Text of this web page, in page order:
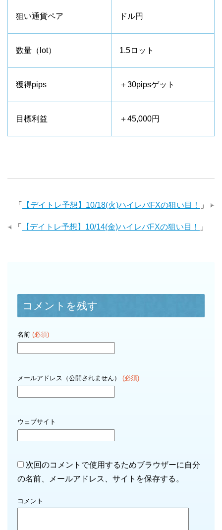
狙い通貨ペア ドル円
数量（lot） 1.5ロット
獲得pips ＋30pipsゲット
目標利益 ＋45,000円
「 【デイトレ予想】10/18(火)ハイレバFXの狙い目！ 」
「 【デイトレ予想】10/14(金)ハイレバFXの狙い目！ 」
コメントを残す
名前 (必須)
メールアドレス（公開されません） (必須)
ウェブサイト
次回のコメントで使用するためブラウザーに自分
の名前、メールアドレス、サイトを保存する。
コメント